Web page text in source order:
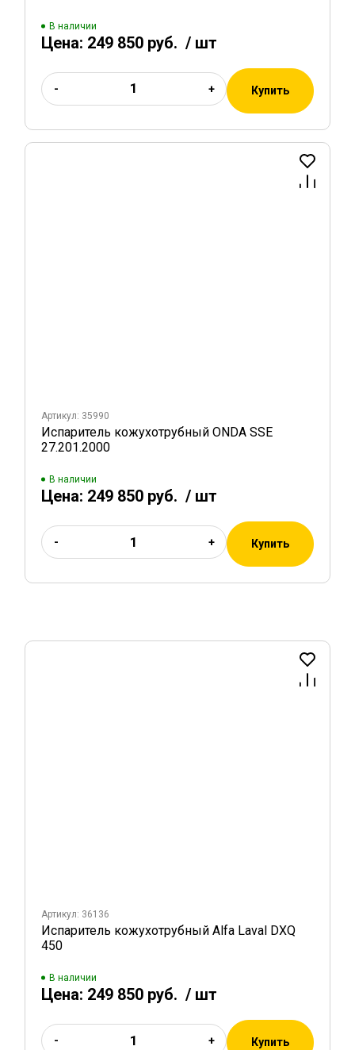
В наличии
Цена: 249 850 руб. / шт
- + Купить
Артикул: 35990
Испаритель кожухотрубный ONDA SSE
27.201.2000
В наличии
Цена: 249 850 руб. / шт
- + Купить
Артикул: 36136
Испаритель кожухотрубный Alfa Laval DXQ
450
В наличии
Цена: 249 850 руб. / шт
- + Купить